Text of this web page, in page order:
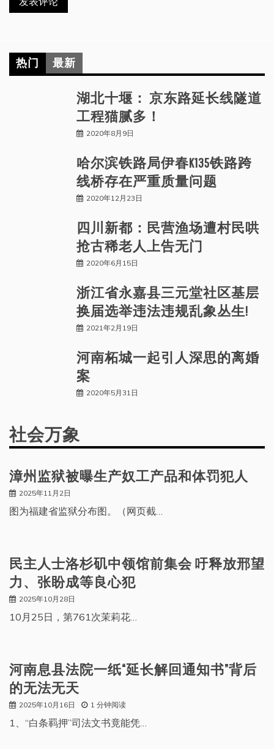
热门 最新
湖北十堰： 京东路延长线隧道
工程猫腻多！
2020年8月9日
哈尔滨铁路局伊春K135铁路跨
线桥存在严重质量问题
2020年12月23日
四川新都：民营渔场遭村民哄
抢古稀老人上告无门
2020年6月15日
浙江省永嘉县三元堂社区基层
换届选举违法违规乱象丛生!
2021年2月19日
河南柘城一起引人深思的离婚
案
2020年5月31日
社会万象
漳州监狱被曝生产奴工产品和体罚犯人
2025年11月2日
图为福建省监狱分布图。（网页截…
民主人士洛杉矶中领馆前集会 吁释放邢望
力、张盼成等良心犯
2025年10月28日
10月25日，第761次茉莉花…
河南息县法院一纸“延长解回通知书”背后
的无法无天
2025年10月16日 1 分钟阅读
1、“白条羁押”司法文书竟能凭…